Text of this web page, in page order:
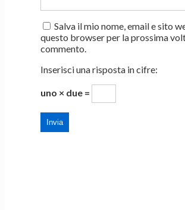
Salva il mio nome, email e sito
questo browser per la prossima
commento.
Inserisci una risposta in cifre:
uno × due =